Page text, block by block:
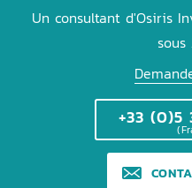
Un consultant d'Osiris
sous
+33 (0)5